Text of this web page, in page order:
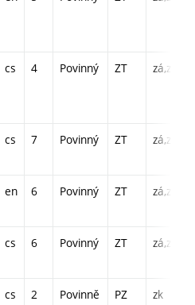
cs 4 Povinný ZT zá,zk
cs 7 Povinný ZT zá,zk
en 6 Povinný ZT zá,zk
cs 6 Povinný ZT zá,zk
cs 2
Povinně
PZ zk